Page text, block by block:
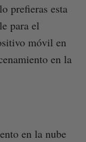
prefieras esta
para el
móvil en
en la
en la nube